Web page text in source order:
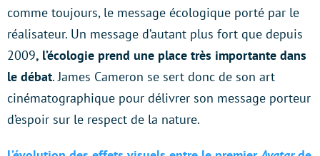
comme toujours, le message écologique porté par le
réalisateur. Un message d’autant plus fort que depuis
2009, l’écologie prend une place très importante dans
le débat. James Cameron se sert donc de son art
cinématographique pour délivrer son message porteur
d’espoir sur le respect de la nature.